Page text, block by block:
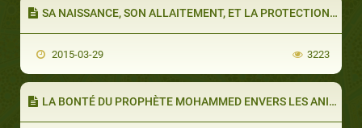
SA NAISSANCE, SON ALLAITEMENT, ET LA PROTECTION QU’ALLAH LUI A ACCORDEE
2015-03-29 3223
LA BONTÉ DU PROPHÈTE MOHAMMED ENVERS LES ANIMAUX